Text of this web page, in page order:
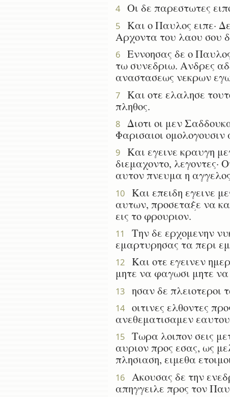
4 Οι δε παρεστωτες
5
Και ο Παυλος ειπε·
Αρχοντα του λαου σου
6
Εννοησας δε ο
τω συνεδριω. Ανδρες
αναστασεως νεκρων
7
Και οτε ελαλησε
πληθος.
8
Διοτι οι μεν
Φαρισαιοι
9
Και εγεινε κραυγη
διεμαχοντο, λεγοντες·
αυτον πνευμα η
10
Και επειδη εγεινε
αυτων, προσεταξε να
εις το φρουριον.
11
Την δε ερχομενην
εμαρτυρησας τα περι
12
Και οτε εγεινεν
μητε να φαγωσι μητε
13 ησαν δε πλειοτεροι
14
οιτινες ελθοντες
ανεθεματισαμεν
15
Τωρα λοιπον σεις
αυριον προς εσας, ως
πλησιαση, ειμεθα
16
Ακουσας δε την
απηγγειλε προς τον